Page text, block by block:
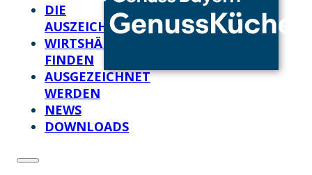
DIE
AUSZEICHNUNG
WIRTSHÄUSER
FINDEN
AUSGEZEICHNET
WERDEN
NEWS
DOWNLOADS